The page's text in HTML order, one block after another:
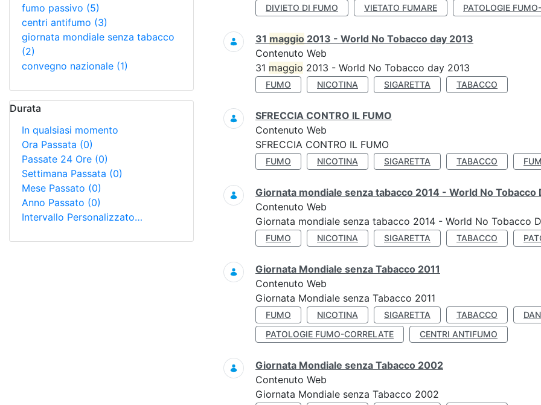
fumo passivo (5)
centri antifumo (3)
giornata mondiale senza tabacco
(2)
convegno nazionale (1)
Durata
In qualsiasi momento
Ora Passata (0)
Passate 24 Ore (0)
Settimana Passata (0)
Mese Passato (0)
Anno Passato (0)
Intervallo Personalizzato…
DIVIETO DI FUMO
VIETATO FUMARE PATOLOGIE
31 maggio 2013 - World No Tobacco day 2013
Contenuto Web
31 maggio 2013 - World No Tobacco day 2013
FUMO NICOTINA SIGARETTA TABACCO
SFRECCIA CONTRO IL FUMO
Contenuto Web
SFRECCIA CONTRO IL FUMO
FUMO NICOTINA SIGARETTA TABACCO
Giornata mondiale senza tabacco 2014 - World No Tobacco
Contenuto Web
Giornata mondiale senza tabacco 2014 - World No Tobacco
FUMO NICOTINA SIGARETTA TABACCO
Giornata Mondiale senza Tabacco 2011
Contenuto Web
Giornata Mondiale senza Tabacco 2011
FUMO NICOTINA SIGARETTA TABACCO
PATOLOGIE FUMO-CORRELATE
CENTRI ANTIFUMO
Giornata Mondiale senza Tabacco 2002
Contenuto Web
Giornata Mondiale senza Tabacco 2002